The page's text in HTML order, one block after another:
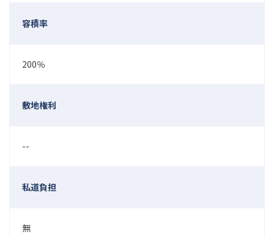
容積率
200％
敷地権利
--
私道負担
無